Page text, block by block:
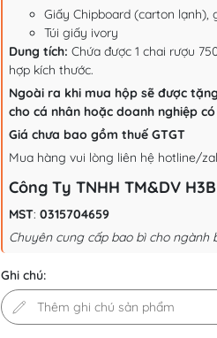
Giấy Chipboard (carton lạnh),
Túi giấy ivory
Dung tích: Chứa được 1 chai rượu
hợp kích thước.
Ngoài ra khi mua hộp sẽ được
cho cá nhân hoặc doanh nghiệp
Giá chưa bao gồm thuế GTGT
Mua hàng vui lòng liên hệ hotline/
Công Ty TNHH TM&DV H3B
MST: 0315704659
Chuyên cung cấp bao bì cho ngành
Ghi chú: